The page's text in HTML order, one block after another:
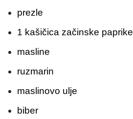
prezle
1 kašičica začinske paprike
masline
ruzmarin
maslinovo ulje
biber